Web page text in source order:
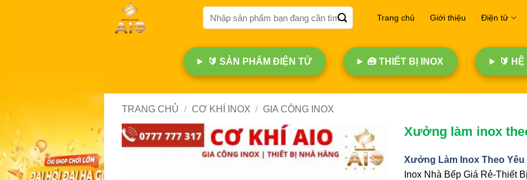
qua
nội
Tìm
kiếm:
Trang chủ Giới thiệu Điện tử
🔰 SẢN PHẨM ĐIỆN TỬ 🧰 THIẾT BỊ INOX 🔰
TRANG CHỦ / CƠ KHÍ INOX / GIA CÔNG INOX
Xưởng làm inox
Xưởng Làm Inox Theo
Inox Nhà Bếp Giá Rẻ-Thiết